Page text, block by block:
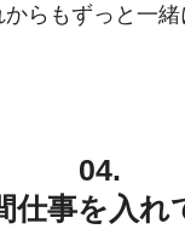
らもずっと一
04.
仕事を入れ